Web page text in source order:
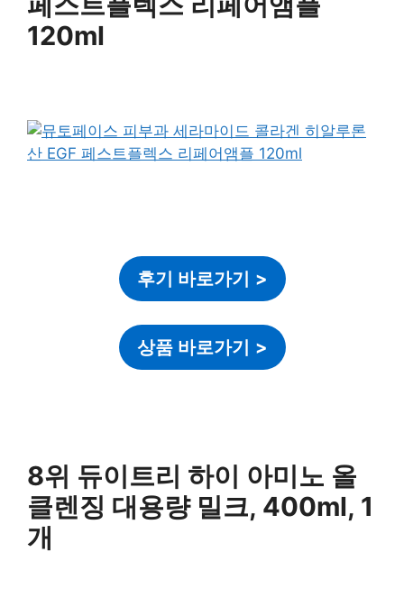
120ml
후기 바로가기 >
상품 바로가기 >
8위 듀이트리 하이 아미노 올
클렌징 대용량 밀크, 400ml, 1
개